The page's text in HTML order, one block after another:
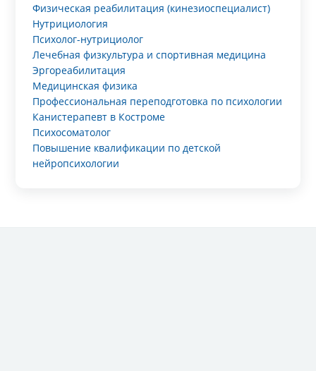
Физическая реабилитация (кинезиоспециалист)
Нутрициология
Психолог-нутрициолог
Лечебная физкультура и спортивная медицина
Эргореабилитация
Медицинская физика
Профессиональная переподготовка по психологии
Канистерапевт в Костроме
Психосоматолог
Повышение квалификации по детской
нейропсихологии